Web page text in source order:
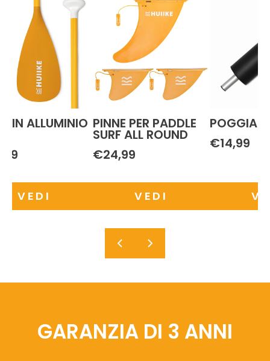
IN ALLUMINIO
VEDI
PINNE PER PADDLE
SURF ALL ROUND
€24,99
VEDI
€14,99
GARANZIA DI 3 ANNI